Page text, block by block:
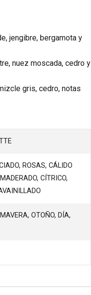
jengibre, bergamota y
nuez moscada, cedro y
gris, cedro, notas
ROSAS, CÁLIDO
CÍTRICO,
OTOÑO, DÍA,